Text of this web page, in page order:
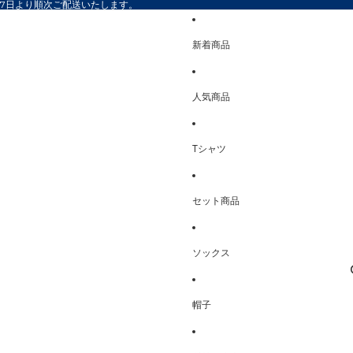
より順次ご配送いたします。
新着商品
人気商品
Tシャツ
セット商品
ソックス
帽子